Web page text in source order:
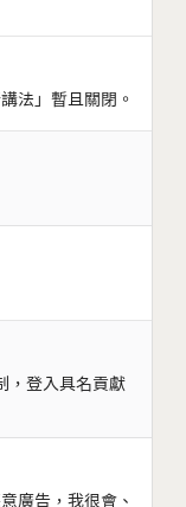
法」暫且關閉。
，登入具名貢獻
廣告，我很會、